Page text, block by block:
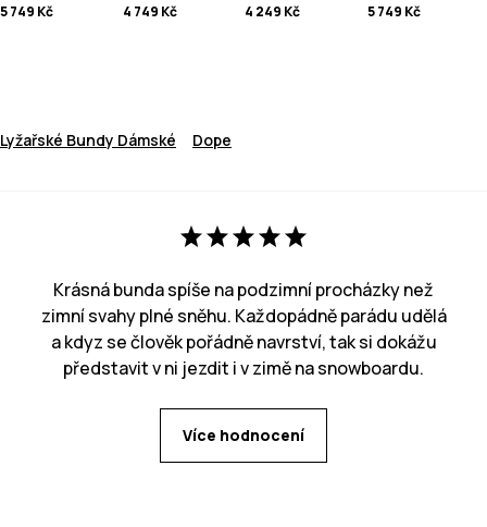
5 749 Kč
4 749 Kč
4 249 Kč
5 749 Kč
Lyžařské Bundy Dámské Dope
Krásná bunda spíše na podzimní procházky než
zimní svahy plné sněhu. Každopádně parádu udělá
a kdyz se člověk pořádně navrství, tak si dokážu
představit v ni jezdit i v zimě na snowboardu.
Více hodnocení